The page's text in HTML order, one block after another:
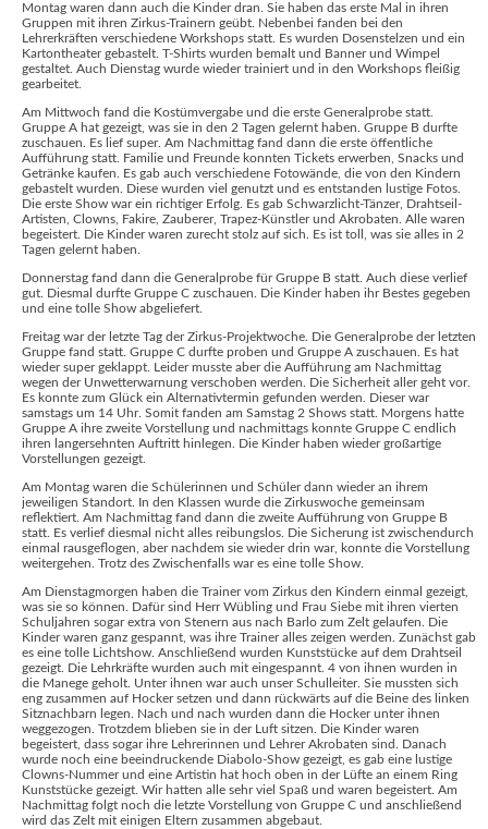
Montag waren dann auch die Kinder dran. Sie haben das erste Mal in ihren
Gruppen mit ihren Zirkus-Trainern geübt. Nebenbei fanden bei den
Lehrerkräften verschiedene Workshops statt. Es wurden Dosenstelzen und ein
Kartontheater gebastelt. T-Shirts wurden bemalt und Banner und Wimpel
gestaltet. Auch Dienstag wurde wieder trainiert und in den Workshops fleißig
gearbeitet.
Am Mittwoch fand die Kostümvergabe und die erste Generalprobe statt.
Gruppe A hat gezeigt, was sie in den 2 Tagen gelernt haben. Gruppe B durfte
zuschauen. Es lief super. Am Nachmittag fand dann die erste öffentliche
Aufführung statt. Familie und Freunde konnten Tickets erwerben, Snacks und
Getränke kaufen. Es gab auch verschiedene Fotowände, die von den Kindern
gebastelt wurden. Diese wurden viel genutzt und es entstanden lustige Fotos.
Die erste Show war ein richtiger Erfolg. Es gab Schwarzlicht-Tänzer, Drahtseil-
Artisten, Clowns, Fakire, Zauberer, Trapez-Künstler und Akrobaten. Alle waren
begeistert. Die Kinder waren zurecht stolz auf sich. Es ist toll, was sie alles in 2
Tagen gelernt haben.
Donnerstag fand dann die Generalprobe für Gruppe B statt. Auch diese verlief
gut. Diesmal durfte Gruppe C zuschauen. Die Kinder haben ihr Bestes gegeben
und eine tolle Show abgeliefert.
Freitag war der letzte Tag der Zirkus-Projektwoche. Die Generalprobe der letzten
Gruppe fand statt. Gruppe C durfte proben und Gruppe A zuschauen. Es hat
wieder super geklappt. Leider musste aber die Aufführung am Nachmittag
wegen der Unwetterwarnung verschoben werden. Die Sicherheit aller geht vor.
Es konnte zum Glück ein Alternativtermin gefunden werden. Dieser war
samstags um 14 Uhr. Somit fanden am Samstag 2 Shows statt. Morgens hatte
Gruppe A ihre zweite Vorstellung und nachmittags konnte Gruppe C endlich
ihren langersehnten Auftritt hinlegen. Die Kinder haben wieder großartige
Vorstellungen gezeigt.
Am Montag waren die Schülerinnen und Schüler dann wieder an ihrem
jeweiligen Standort. In den Klassen wurde die Zirkuswoche gemeinsam
reflektiert. Am Nachmittag fand dann die zweite Aufführung von Gruppe B
statt. Es verlief diesmal nicht alles reibungslos. Die Sicherung ist zwischendurch
einmal rausgeflogen, aber nachdem sie wieder drin war, konnte die Vorstellung
weitergehen. Trotz des Zwischenfalls war es eine tolle Show.
Am Dienstagmorgen haben die Trainer vom Zirkus den Kindern einmal gezeigt,
was sie so können. Dafür sind Herr Wübling und Frau Siebe mit ihren vierten
Schuljahren sogar extra von Stenern aus nach Barlo zum Zelt gelaufen. Die
Kinder waren ganz gespannt, was ihre Trainer alles zeigen werden. Zunächst gab
es eine tolle Lichtshow. Anschließend wurden Kunststücke auf dem Drahtseil
gezeigt. Die Lehrkräfte wurden auch mit eingespannt. 4 von ihnen wurden in
die Manege geholt. Unter ihnen war auch unser Schulleiter. Sie mussten sich
eng zusammen auf Hocker setzen und dann rückwärts auf die Beine des linken
Sitznachbarn legen. Nach und nach wurden dann die Hocker unter ihnen
weggezogen. Trotzdem blieben sie in der Luft sitzen. Die Kinder waren
begeistert, dass sogar ihre Lehrerinnen und Lehrer Akrobaten sind. Danach
wurde noch eine beeindruckende Diabolo-Show gezeigt, es gab eine lustige
Clowns-Nummer und eine Artistin hat hoch oben in der Lüfte an einem Ring
Kunststücke gezeigt. Wir hatten alle sehr viel Spaß und waren begeistert. Am
Nachmittag folgt noch die letzte Vorstellung von Gruppe C und anschließend
wird das Zelt mit einigen Eltern zusammen abgebaut.